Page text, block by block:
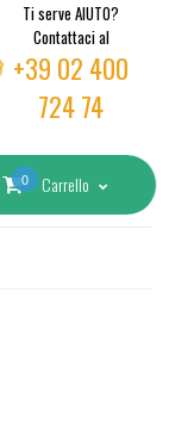
Ti serve AIUTO?
Contattaci al
+39 02 400
724 74
0 Carrello